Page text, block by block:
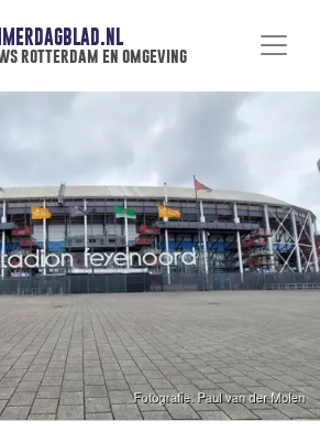
rotterdam en omgeving